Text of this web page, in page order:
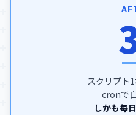
スクリプト1
cronで
しかも毎